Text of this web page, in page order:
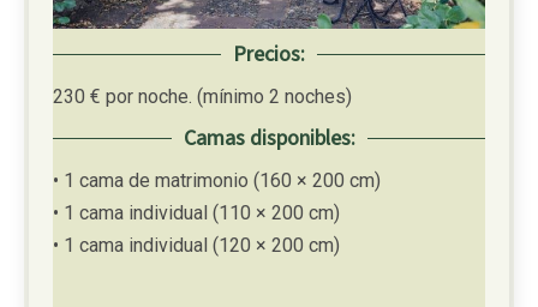
Precios:
230 € por noche. (mínimo 2 noches)
Camas disponibles:
• 1 cama de matrimonio (160 × 200 cm)
• 1 cama individual (110 × 200 cm)
• 1 cama individual (120 × 200 cm)